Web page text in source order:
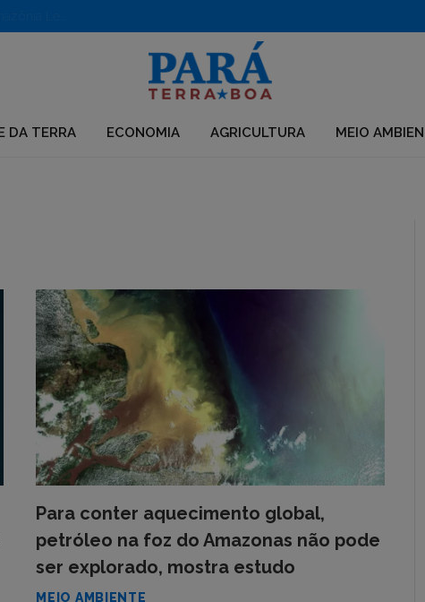
DA TERRA ECONOMIA AGRICULTURA MEIO
Para conter aquecimento global,
petróleo na foz do Amazonas não pode
ser explorado, mostra estudo
MEIO AMBIENTE